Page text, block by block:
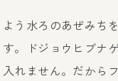
よう水ろのあぜみち
す。ドジョウヒブナ
入れません。だから